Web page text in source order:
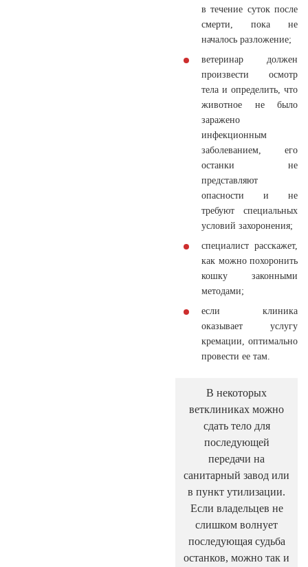
в течение суток после
смерти, пока не
началось разложение;
ветеринар должен
произвести осмотр
тела и определить, что
животное не было
заражено
инфекционным
заболеванием, его
останки не
представляют
опасности и не
требуют специальных
условий захоронения;
специалист расскажет,
как можно похоронить
кошку законными
методами;
если клиника
оказывает услугу
кремации, оптимально
провести ее там.
В некоторых
ветклиниках можно
сдать тело для
последующей
передачи на
санитарный завод или
в пункт утилизации.
Если владельцев не
слишком волнует
последующая судьба
останков, можно так и